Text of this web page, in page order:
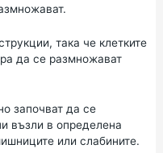
така че клетките
да се размножават
започват да се
възли в определена
или слабините.